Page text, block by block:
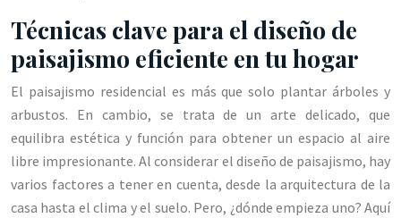
Técnicas clave para el diseño de
paisajismo eficiente en tu hogar
El paisajismo residencial es más que solo plantar árboles y
arbustos. En cambio, se trata de un arte delicado, que
equilibra estética y función para obtener un espacio al aire
libre impresionante. Al considerar el diseño de paisajismo, hay
varios factores a tener en cuenta, desde la arquitectura de la
casa hasta el clima y el suelo. Pero, ¿dónde empieza uno? Aquí